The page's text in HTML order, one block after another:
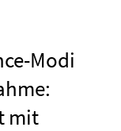
Modi
mit